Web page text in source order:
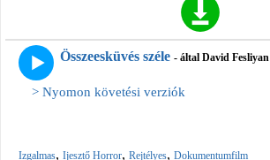
Összeesküvés széle - által David Fesliyan
> Nyomon követési verziók
Izgalmas, Ijesztő Horror, Rejtélyes, Dokumentumfilm